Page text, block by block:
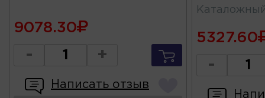
9078.30
- +
Написать отзыв
5327.60
-